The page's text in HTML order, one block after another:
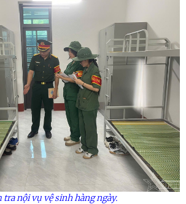
tra nội vụ vệ sinh hàng ngày.